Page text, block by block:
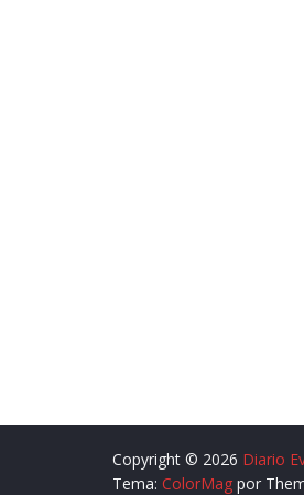
Copyright © 2026 Diario
Tema: ColorMag por